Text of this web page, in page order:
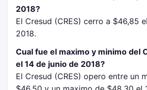
2018?
El Cresud (CRES) cerro a $46,85
2018.
Cual fue el maximo y minimo del
el 14 de junio de 2018?
El Cresud (CRES) opero entre un